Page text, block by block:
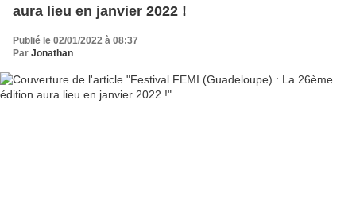
aura lieu en janvier 2022 !
Publié le 02/01/2022 à 08:37
Par Jonathan